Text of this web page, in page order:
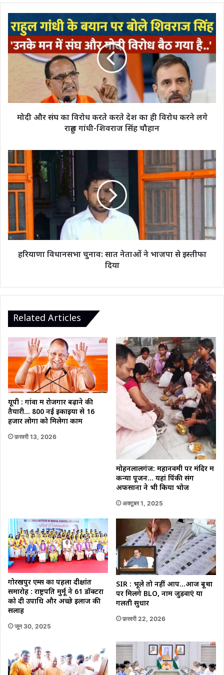
और
संघ
का
करते
देश
का
विरोध
राहुल
गांधी-
शिवराज
सिंह
चौहान
मोदी और संघ का विरोध करते करते देश का ही विरोध करने लगे
राहुल गांधी-शिवराज सिंह चौहान
हरियाणा
विधानसभा
चुनाव:
सात
नेताओं
ने
भाजपा
से
इस्तीफा
हरियाणा विधानसभा चुनाव: सात नेताओं ने भाजपा से इस्तीफा
दिया
Related Articles
यूपी : गांवों में रोजगार बढ़ाने की
तैयारी… 800 नई इकाइयों से 16
हजार लोगों को मिलेगा काम
फ़रवरी 13, 2026
मोहनलालगंज: महानवमी पर मंदिर में
कन्या पूजन… यहां पिंकी संग
अफसाना ने भी किया भोज
अक्टूबर 1, 2025
गोरखपुर एम्स का पहला दीक्षांत
समारोह : राष्ट्रपति मुर्मू ने 61 डॉक्टरों
को दी उपाधि और अच्छे इलाज की
सलाह
जून 30, 2025
SIR : भूले तो नहीं आप…आज बूथों
पर मिलेंगे BLO, नाम जुड़वाएं या
गलती सुधारें
फ़रवरी 22, 2026